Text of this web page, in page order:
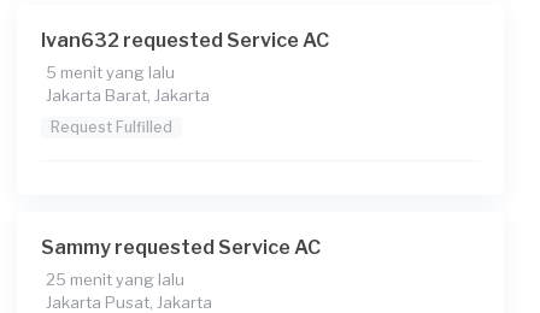
Ivan632 requested Service AC
5 menit yang lalu
Jakarta Barat, Jakarta
Request Fulfilled
Sammy requested Service AC
25 menit yang lalu
Jakarta Pusat, Jakarta